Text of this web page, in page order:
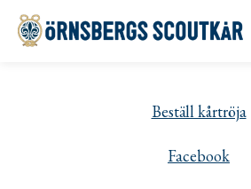
Beställ kårtröja
Facebook